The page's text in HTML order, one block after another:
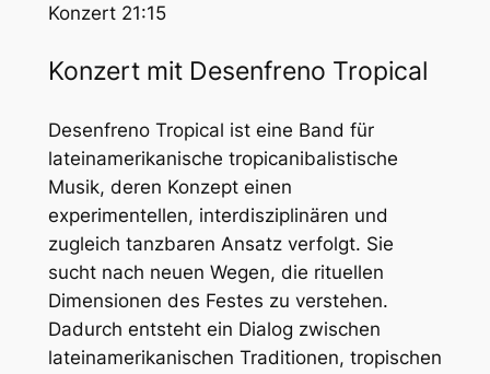
Konzert 21:15
Konzert mit Desenfreno Tropical
Desenfreno Tropical ist eine Band für
lateinamerikanische tropicanibalistische
Musik, deren Konzept einen
experimentellen, interdisziplinären und
zugleich tanzbaren Ansatz verfolgt. Sie
sucht nach neuen Wegen, die rituellen
Dimensionen des Festes zu verstehen.
Dadurch entsteht ein Dialog zwischen
lateinamerikanischen Traditionen, tropischen